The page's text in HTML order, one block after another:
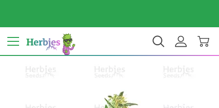
Dein Land: Vereinigte Staaten $ USD DE